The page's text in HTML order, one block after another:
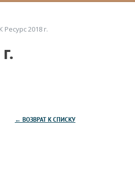
2018 г.
← ВОЗВРАТ К СПИСКУ